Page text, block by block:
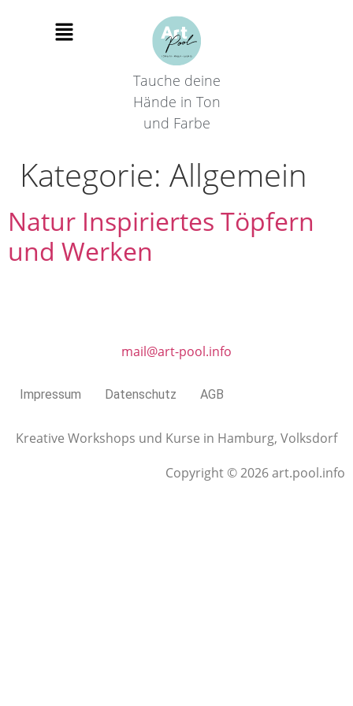
Tauche deine
Hände in Ton
und Farbe
Kategorie: Allgemein
Natur Inspiriertes Töpfern
und Werken
mail@art-pool.info
Impressum Datenschutz AGB
Kreative Workshops und Kurse in Hamburg, Volksdorf
Copyright © 2026 art.pool.info